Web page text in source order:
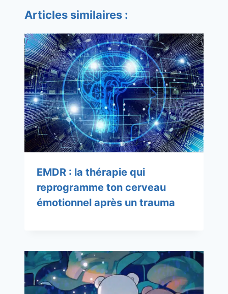
Articles similaires :
EMDR : la thérapie qui
reprogramme ton cerveau
émotionnel après un trauma